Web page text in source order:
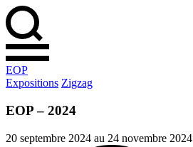
EOP
Expositions Zigzag
EOP – 2024
20 septembre 2024 au 24 novembre 2024